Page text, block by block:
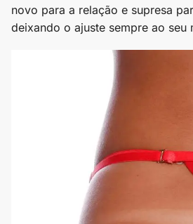
novo para a relação e supresa
deixando o ajuste sempre ao